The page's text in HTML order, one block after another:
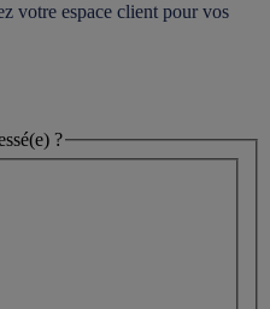
votre espace client pour vos
?